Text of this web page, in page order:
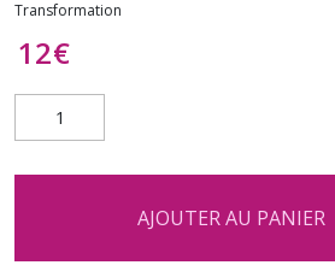
Transformation
12€
AJOUTER AU PANIER